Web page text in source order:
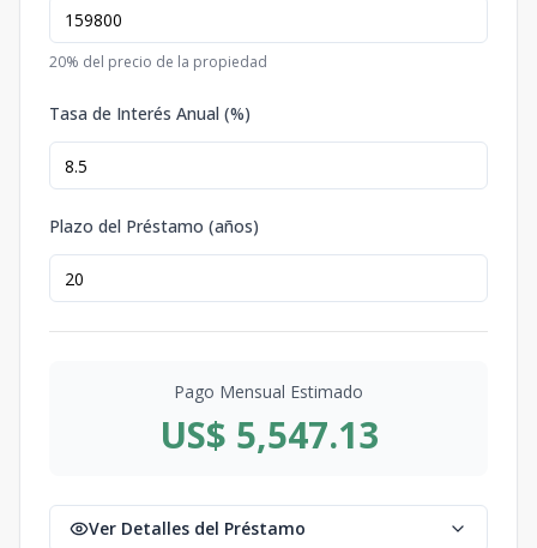
20% del precio de la propiedad
Tasa de Interés Anual (%)
Plazo del Préstamo (años)
Pago Mensual Estimado
US$ 5,547.13
Ver Detalles del Préstamo